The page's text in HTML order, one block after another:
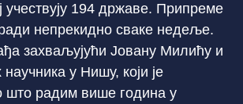
учествују 194 државе. Припреме
непрекидно сваке недеље.
захваљујући Јовану Милићу и
у Нишу, који је
што радим више година у